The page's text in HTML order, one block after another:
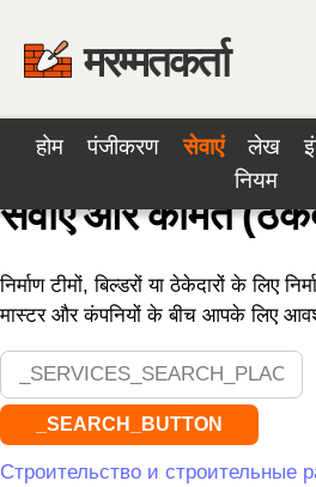
मरम्मतकर्ता
होम पंजीकरण सेवाएं लेख
नियम
सेवाएं और कीमतें
निर्माण टीमों, बिल्डरों या ठेकेदारों के
मास्टर और कंपनियों के बीच आपके लिए
_SEARCH_BUTTON
Строительство и строительные